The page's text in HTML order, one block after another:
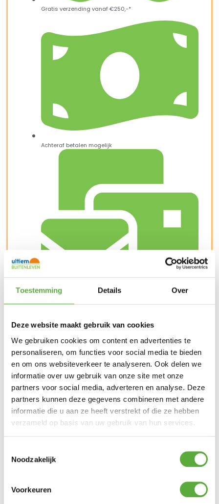
Toestemming Details Over
Deze website maakt gebruik van cookies
We gebruiken cookies om content en advertenties te
personaliseren, om functies voor social media te bieden
en om ons websiteverkeer te analyseren. Ook delen we
informatie over uw gebruik van onze site met onze
partners voor social media, adverteren en analyse. Deze
partners kunnen deze gegevens combineren met andere
informatie die u aan ze heeft verstrekt of die ze hebben
verzameld op basis van uw gebruik van hun services.
Noodzakelijk
Voorkeuren
Gratis verzending vanaf €250,-*
Achteraf betalen mogelijk
Snelle verzending & levering aan huis
Kopersbescherming met Trusted Shops
Merk